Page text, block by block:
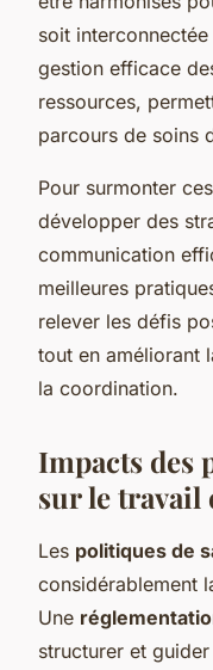
soit
gestion efficace
ressources,
parcours de soins
Pour surmonter ces
développer des
communication
meilleures
relever les défis
tout en améliorant
la coordination.
Impacts des
sur le travail
Les politiques de
considérablement
Une
structurer et